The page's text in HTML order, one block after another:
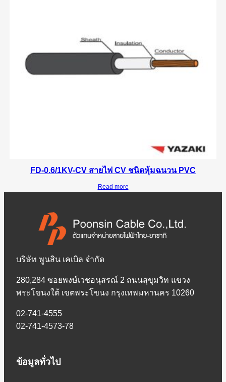
FD-0.6/1KV-CV สายไฟ CV ชนิดหุ้มฉนวน PVC
Read more
บริษัท พูนสิน เคเบิล จำกัด
280,284 ซอยพงษ์เวชอนุสรณ์ 2 ถนนสุขุมวิท แขวง
พระโขนงใต้ เขตพระโขนง กรุงเทพมหานคร 10260
02-741-4555
02-741-4573-78
ข้อมูลทั่วไป